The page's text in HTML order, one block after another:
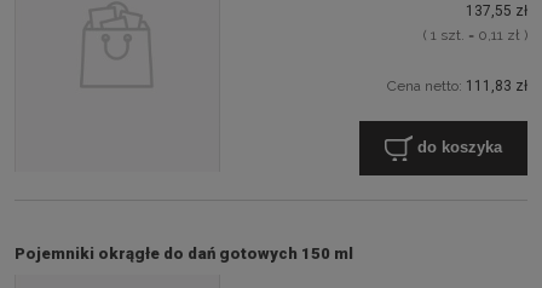
137,55 zł
( 1 szt. = 0,11 zł )
Cena netto: 111,83 zł
do koszyka
Pojemniki okrągłe do dań gotowych 150 ml